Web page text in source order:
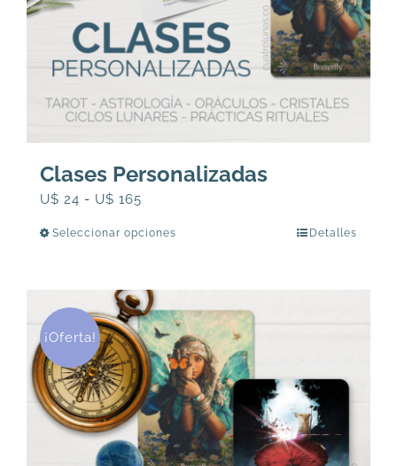
Clases Personalizadas
U$ 24 - U$ 165
U$
24
hasta
U$
165
Seleccionar opciones
múltiples
variantes.
Las
opciones
se
pueden
elegir
Detalles
¡Oferta!